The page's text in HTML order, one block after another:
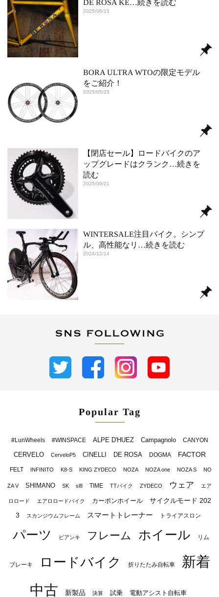
DE ROSA KE…続きを読む
2025/06/15
BORA ULTRA WTOの限定モデル
をご紹介！
2025/05/25
【閉店セール】ロードバイクのア
ップグレードはクランク …続きを
読む
2025/09/21
WINTERSALE注目バイク。シンプ
ル、高性能なリ …続きを読む
2024/12/14
Popular Tag
#LunWheels #WINSPACE ALPE D'HUEZ Campagnolo CANYON
CERVELO CerveloP5 CINELLI DE ROSA DOGMA FACTOR
FELT INFINITO K8-S KING ZYDECO NOZA NOZA one NOZA S NO
ZA V SHIMANO SK sl8 TIME TTバイク ZYDECO ウェア エア
ロロード エアロロードバイク カーボンホイール
サイクルモード 202
3
スカンジウムフレーム スマートトレーナー トライアスロン
パーツ ビアンキ フレーム ホイール リム
ブレーキ ロードバイク 折りたたみ自転車
新着
中古
新製品 決算 試乗 電動アシスト自転車